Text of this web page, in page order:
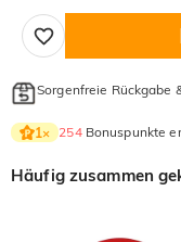
Sorgenfreie Rückgabe
1× 254Bonuspunkte
Häufig zusammen